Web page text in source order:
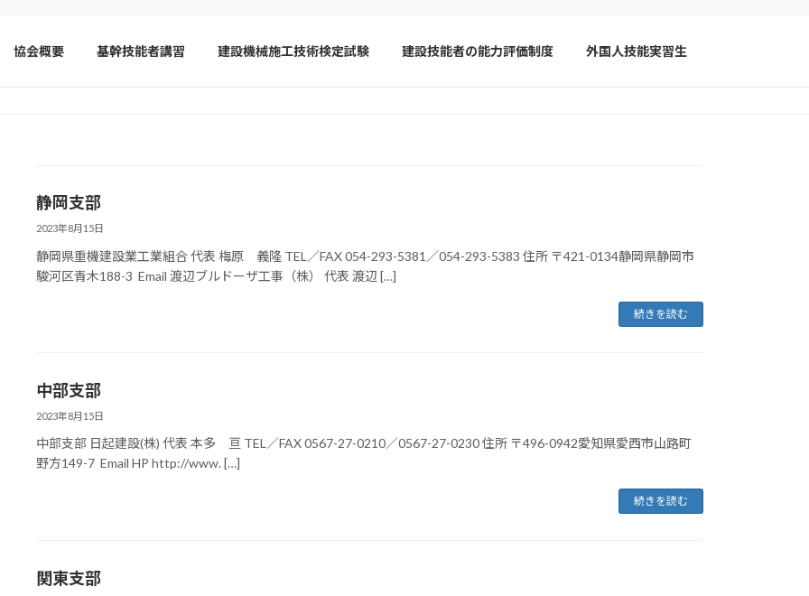
協会概要 基幹技能者講習 建設機械施工技術検定試験 建設技能者の能力評価制度 外国人技能実習生
静岡支部
2023年8月15日
静岡県重機建設業工業組合 代表 梅原 義隆 TEL／FAX 054-293-5381／054-293-5383 住所 〒421-0134静岡県静岡市
駿河区青木188-3 Email 渡辺ブルドーザ工事（株） 代表 渡辺 […]
続きを読む
中部支部
2023年8月15日
中部支部 日起建設(株) 代表 本多 亘 TEL／FAX 0567-27-0210／0567-27-0230 住所 〒496-0942愛知県愛西市山路町
野方149-7 Email HP http://www. […]
続きを読む
関東支部